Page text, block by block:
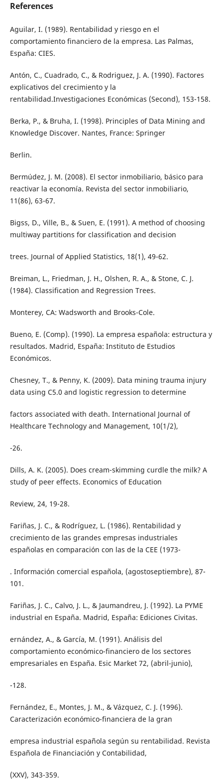
References
Aguilar, I. (1989). Rentabilidad y riesgo en el
comportamiento financiero de la empresa. Las Palmas,
España: CIES.
Antón, C., Cuadrado, C., & Rodriguez, J. A. (1990). Factores
explicativos del crecimiento y la
rentabilidad.Investigaciones Económicas (Second), 153-158.
Berka, P., & Bruha, I. (1998). Principles of Data Mining and
Knowledge Discover. Nantes, France: Springer
Berlin.
Bermúdez, J. M. (2008). El sector inmobiliario, básico para
reactivar la economía. Revista del sector inmobiliario,
11(86), 63-67.
Bigss, D., Ville, B., & Suen, E. (1991). A method of choosing
multiway partitions for classification and decision
trees. Journal of Applied Statistics, 18(1), 49-62.
Breiman, L., Friedman, J. H., Olshen, R. A., & Stone, C. J.
(1984). Classification and Regression Trees.
Monterey, CA: Wadsworth and Brooks-Cole.
Bueno, E. (Comp). (1990). La empresa española: estructura y
resultados. Madrid, España: Instituto de Estudios
Económicos.
Chesney, T., & Penny, K. (2009). Data mining trauma injury
data using C5.0 and logistic regression to determine
factors associated with death. International Journal of
Healthcare Technology and Management, 10(1/2),
-26.
Dills, A. K. (2005). Does cream-skimming curdle the milk? A
study of peer effects. Economics of Education
Review, 24, 19-28.
Fariñas, J. C., & Rodríguez, L. (1986). Rentabilidad y
crecimiento de las grandes empresas industriales
españolas en comparación con las de la CEE (1973-
. Información comercial española, (agostoseptiembre), 87-
101.
Fariñas, J. C., Calvo, J. L., & Jaumandreu, J. (1992). La PYME
industrial en España. Madrid, España: Ediciones Civitas.
ernández, A., & García, M. (1991). Análisis del
comportamiento económico-financiero de los sectores
empresariales en España. Esic Market 72, (abril-junio),
-128.
Fernández, E., Montes, J. M., & Vázquez, C. J. (1996).
Caracterización económico-financiera de la gran
empresa industrial española según su rentabilidad. Revista
Española de Financiación y Contabilidad,
(XXV), 343-359.